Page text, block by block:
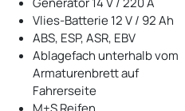
Vlies-Batterie 12 V / 92 Ah
ABS, ESP, ASR, EBV
Ablagefach unterhalb vom
Armaturenbrett auf
Fahrerseite